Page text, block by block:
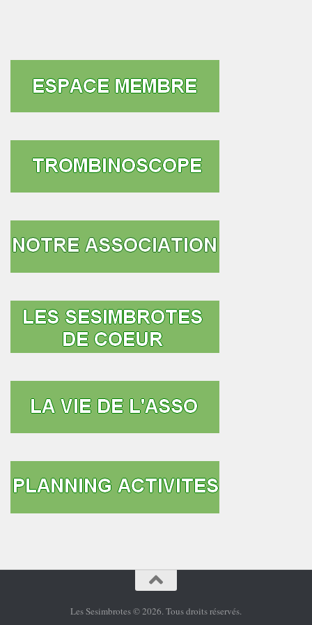
Les Sesimbrotes © 2026. Tous droits réservés.